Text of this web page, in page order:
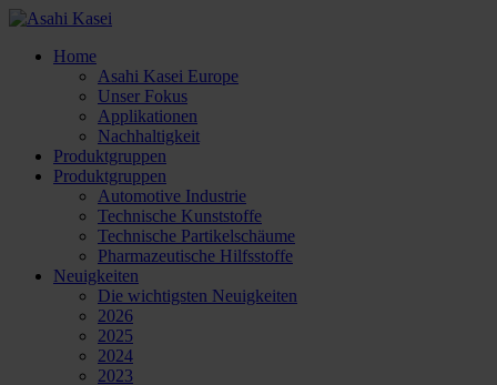
Home
Asahi Kasei Europe
Unser Fokus
Applikationen
Nachhaltigkeit
Produktgruppen
Produktgruppen
Automotive Industrie
Technische Kunststoffe
Technische Partikelschäume
Pharmazeutische Hilfsstoffe
Neuigkeiten
Die wichtigsten Neuigkeiten
2026
2025
2024
2023